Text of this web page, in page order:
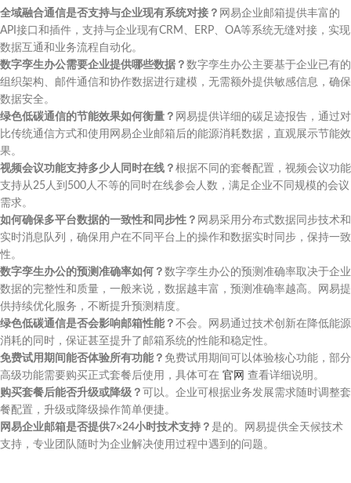
全域融合通信是否支持与企业现有系统对接？ 网易企业邮箱提供丰富的
API接口和插件，支持与企业现有CRM、ERP、OA等系统无缝对接，实现
数据互通和业务流程自动化。
数字孪生办公需要企业提供哪些数据？ 数字孪生办公主要基于企业已有的
组织架构、邮件通信和协作数据进行建模，无需额外提供敏感信息，确保
数据安全。
绿色低碳通信的节能效果如何衡量？ 网易提供详细的碳足迹报告，通过对
比传统通信方式和使用网易企业邮箱后的能源消耗数据，直观展示节能效
果。
视频会议功能支持多少人同时在线？ 根据不同的套餐配置，视频会议功能
支持从25人到500人不等的同时在线参会人数，满足企业不同规模的会议
需求。
如何确保多平台数据的一致性和同步性？ 网易采用分布式数据同步技术和
实时消息队列，确保用户在不同平台上的操作和数据实时同步，保持一致
性。
数字孪生办公的预测准确率如何？ 数字孪生办公的预测准确率取决于企业
数据的完整性和质量，一般来说，数据越丰富，预测准确率越高。网易提
供持续优化服务，不断提升预测精度。
绿色低碳通信是否会影响邮箱性能？ 不会。网易通过技术创新在降低能源
消耗的同时，保证甚至提升了邮箱系统的性能和稳定性。
免费试用期间能否体验所有功能？ 免费试用期间可以体验核心功能，部分
高级功能需要购买正式套餐后使用，具体可在 官网 查看详细说明。
购买套餐后能否升级或降级？ 可以。企业可根据业务发展需求随时调整套
餐配置，升级或降级操作简单便捷。
网易企业邮箱是否提供7×24小时技术支持？ 是的。网易提供全天候技术
支持，专业团队随时为企业解决使用过程中遇到的问题。